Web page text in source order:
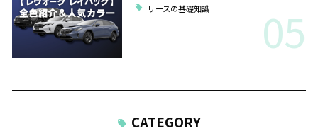
リースの基礎知識 05
CATEGORY